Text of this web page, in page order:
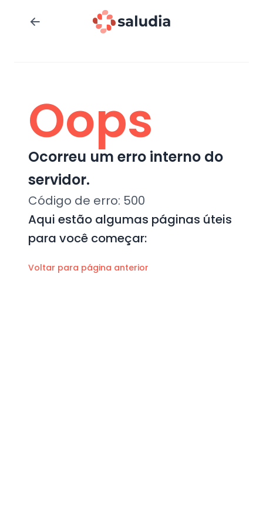
Oops
Ocorreu um erro interno do
servidor.
Código de erro: 500
Aqui estão algumas páginas úteis
para você começar:
Voltar para página anterior